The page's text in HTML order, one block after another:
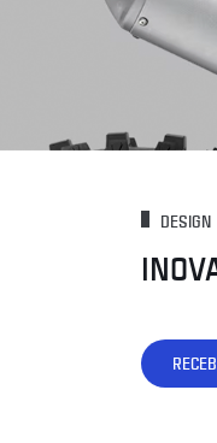
DESIGN